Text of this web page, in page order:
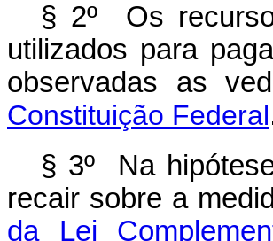
§ 2º Os
utilizados para
observadas as
Constituição Federal
§ 3º Na
recair sobre a
da Lei